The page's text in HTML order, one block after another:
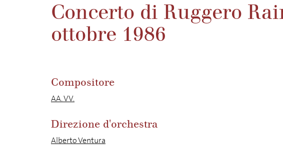
Concerto di Ruggero
ottobre 1986
Compositore
AA. VV.
Direzione d'orchestra
Alberto Ventura